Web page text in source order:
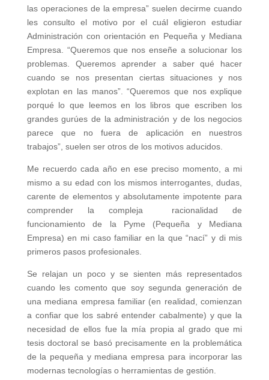
las operaciones de la empresa” suelen decirme cuando
les consulto el motivo por el cuál eligieron estudiar
Administración con orientación en Pequeña y Mediana
Empresa. “Queremos que nos enseñe a solucionar los
problemas. Queremos aprender a saber qué hacer
cuando se nos presentan ciertas situaciones y nos
explotan en las manos”. “Queremos que nos explique
porqué lo que leemos en los libros que escriben los
grandes gurúes de la administración y de los negocios
parece que no fuera de aplicación en nuestros
trabajos”, suelen ser otros de los motivos aducidos.
Me recuerdo cada año en ese preciso momento, a mi
mismo a su edad con los mismos interrogantes, dudas,
carente de elementos y absolutamente impotente para
comprender la compleja racionalidad de
funcionamiento de la Pyme (Pequeña y Mediana
Empresa) en mi caso familiar en la que “nací” y di mis
primeros pasos profesionales.
Se relajan un poco y se sienten más representados
cuando les comento que soy segunda generación de
una mediana empresa familiar (en realidad, comienzan
a confiar que los sabré entender cabalmente) y que la
necesidad de ellos fue la mía propia al grado que mi
tesis doctoral se basó precisamente en la problemática
de la pequeña y mediana empresa para incorporar las
modernas tecnologías o herramientas de gestión.